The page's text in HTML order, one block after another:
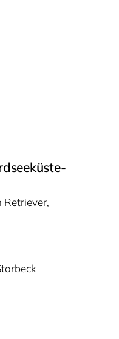
Retriever,